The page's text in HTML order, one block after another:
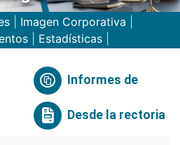
| Imagen Corporativa
Estadísticas
Informes de
Desde la rectoria